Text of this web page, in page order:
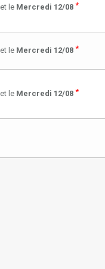
et le Mercredi 12/08 *
et le Mercredi 12/08 *
et le Mercredi 12/08 *